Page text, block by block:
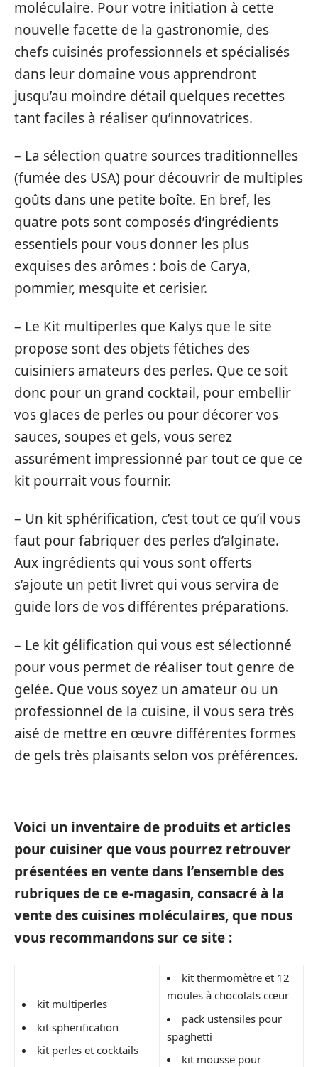
moléculaire. Pour votre initiation à cette
nouvelle facette de la gastronomie, des
chefs cuisinés professionnels et spécialisés
dans leur domaine vous apprendront
jusqu’au moindre détail quelques recettes
tant faciles à réaliser qu’innovatrices.
– La sélection quatre sources traditionnelles
(fumée des USA) pour découvrir de multiples
goûts dans une petite boîte. En bref, les
quatre pots sont composés d’ingrédients
essentiels pour vous donner les plus
exquises des arômes : bois de Carya,
pommier, mesquite et cerisier.
– Le Kit multiperles que Kalys que le site
propose sont des objets fétiches des
cuisiniers amateurs des perles. Que ce soit
donc pour un grand cocktail, pour embellir
vos glaces de perles ou pour décorer vos
sauces, soupes et gels, vous serez
assurément impressionné par tout ce que ce
kit pourrait vous fournir.
– Un kit sphérification, c’est tout ce qu’il vous
faut pour fabriquer des perles d’alginate.
Aux ingrédients qui vous sont offerts
s’ajoute un petit livret qui vous servira de
guide lors de vos différentes préparations.
– Le kit gélification qui vous est sélectionné
pour vous permet de réaliser tout genre de
gelée. Que vous soyez un amateur ou un
professionnel de la cuisine, il vous sera très
aisé de mettre en œuvre différentes formes
de gels très plaisants selon vos préférences.
Voici un inventaire de produits et articles
pour cuisiner que vous pourrez retrouver
présentées en vente dans l’ensemble des
rubriques de ce e-magasin, consacré à la
vente des cuisines moléculaires, que nous
vous recommandons sur ce site :
kit multiperles
kit spherification
kit perles et cocktails
kit thermomètre et 12
moules à chocolats cœur
pack ustensiles pour
spaghetti
kit mousse pour